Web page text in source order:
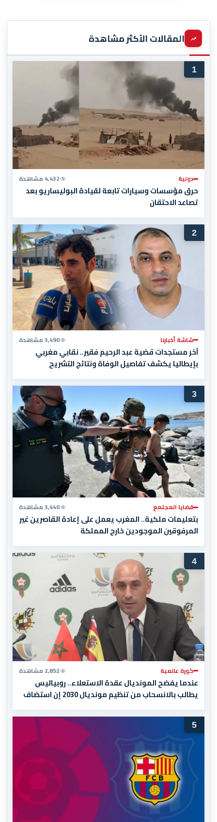
المقالات الأكثر مشاهدة
1
دولية 4,432 مشاهدة
حرق مؤسسات وسيارات تابعة لقيادة البوليساريو بعد
تصاعد الاحتقان
2
شاشة أخبارنا 3,490 مشاهدة
آخر مستجدات قضية عبد الرحيم فقير.. نقابي مغربي
بإيطاليا يكشف تفاصيل الوفاة ونتائج التشريح
3
قضايا المجتمع 3,440 مشاهدة
بتعليمات ملكية.. المغرب يعمل على إعادة القاصرين غير
المرفوقين الموجودين خارج المملكة
4
كورة عالمية 2,852 مشاهدة
عندما يفضح المونديال عقدة الاستعلاء.. روبياليس
يطالب بالانسحاب من تنظيم مونديال 2030 إن استضاف
5